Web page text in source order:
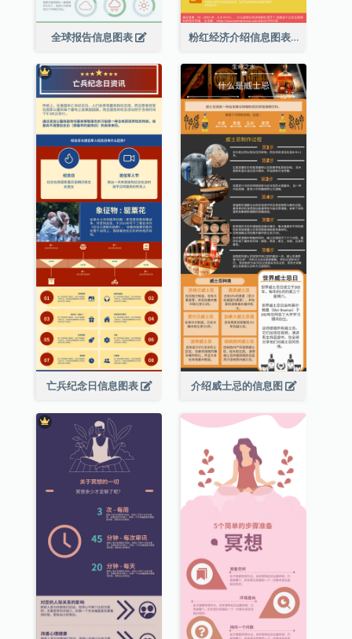
全球报告信息图表 粉红经济介绍信息图表
亡兵纪念日信息图表 介绍威士忌的信息图